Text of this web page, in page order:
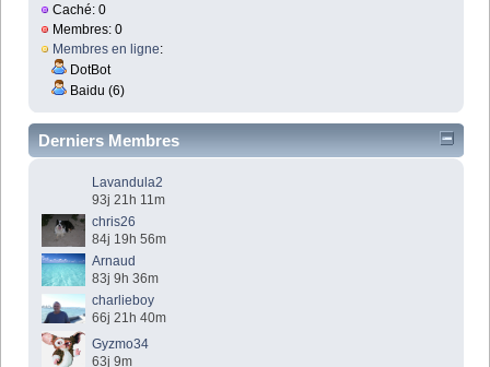
Caché: 0
Membres: 0
Membres en ligne:
DotBot
Baidu (6)
Derniers Membres
Lavandula2
93j 21h 11m
chris26
84j 19h 56m
Arnaud
83j 9h 36m
charlieboy
66j 21h 40m
Gyzmo34
63j 9m